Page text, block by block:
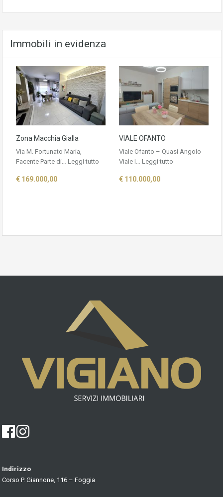
Immobili in evidenza
Zona Macchia Gialla
Via M. Fortunato Maria,
Facente Parte di… Leggi tutto
€ 169.000,00
VIALE OFANTO
Viale Ofanto – Quasi Angolo
Viale I… Leggi tutto
€ 110.000,00
Indirizzo
Corso P. Giannone, 116 – Foggia